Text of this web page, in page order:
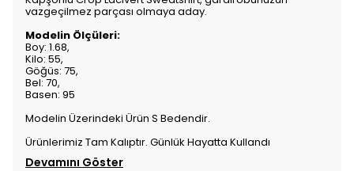
vazgeçilmez parçası olmaya aday.
Modelin Ölçüleri:
Boy: 1.68,
Kilo: 55,
Göğüs: 75,
Bel: 70,
Basen: 95
Modelin Üzerindeki Ürün S Bedendir.
Ürünlerimiz Tam Kalıptır. Günlük Hayatta Kullandı
Devamını Göster